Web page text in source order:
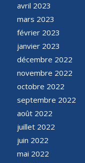
avril 2023
mars 2023
février 2023
janvier 2023
décembre 2022
novembre 2022
octobre 2022
septembre 2022
août 2022
juillet 2022
juin 2022
mai 2022